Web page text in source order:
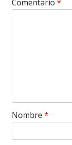
Comentario *
Nombre *